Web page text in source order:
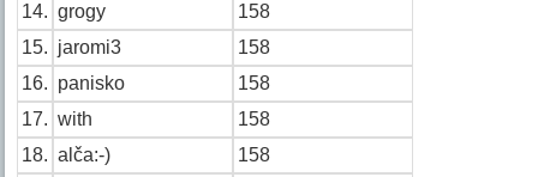
14. grogy
158
15. jaromi3
158
16. panisko
158
17. with
158
18. alča:-)
158